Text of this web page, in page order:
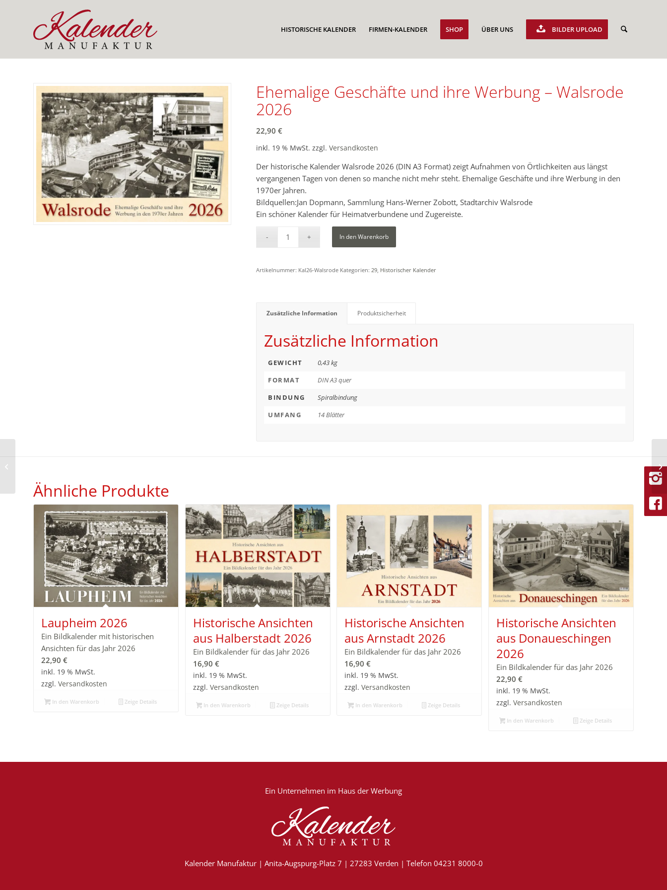
HISTORISCHE KALENDER FIRMEN-KALENDER SHOP ÜBER UNS BILDER UPLOAD
Ehemalige Geschäfte und ihre Werbung – Walsrode
2026
22,90€
inkl. 19 % MwSt. zzgl.Versandkosten
Der historische Kalender Walsrode 2026 (DIN A3 Format) zeigt Aufnahmen von Örtlichkeiten aus längst
vergangenen Tagen von denen so manche nicht mehr steht. Ehemalige Geschäfte und ihre Werbung in den
1970er Jahren.
Bildquellen:Jan Dopmann, Sammlung Hans-Werner Zobott, Stadtarchiv Walsrode
Ein schöner Kalender für Heimatverbundene und Zugereiste.
In den Warenkorb
Artikelnummer: Kal26-Walsrode Kategorien: 29 Historischer Kalender
Zusätzliche Information Produktsicherheit
Zusätzliche Information
GEWICHT
0,43 kg
FORMAT
DIN A3 quer
BINDUNG
Spiralbindung
UMFANG
14 Blätter
Ähnliche Produkte
Laupheim 2026
Ein Bildkalender mit historischen
Ansichten für das Jahr 2026
22,90 €
inkl. 19 % MwSt.
zzgl. Versandkosten
In den Warenkorb Zeige Details
Historische Ansichten
aus Halberstadt 2026
Ein Bildkalender für das Jahr 2026
16,90 €
inkl. 19 % MwSt.
zzgl. Versandkosten
In den Warenkorb Zeige Details
Historische Ansichten
aus Arnstadt 2026
Ein Bildkalender für das Jahr 2026
16,90€
inkl. 19 % MwSt.
zzgl.Versandkosten
In den Warenkorb Zeige Details
Historische Ansichten
aus Donaueschingen
2026
Ein Bildkalender für das Jahr 2026
22,90 €
inkl. 19 % MwSt.
zzgl. Versandkosten
In den Warenkorb Zeige Details
Ein Unternehmen im Haus der Werbung
Kalender Manufaktur | Anita-Augspurg-Platz 7 | 27283 Verden | Telefon 04231 8000-0